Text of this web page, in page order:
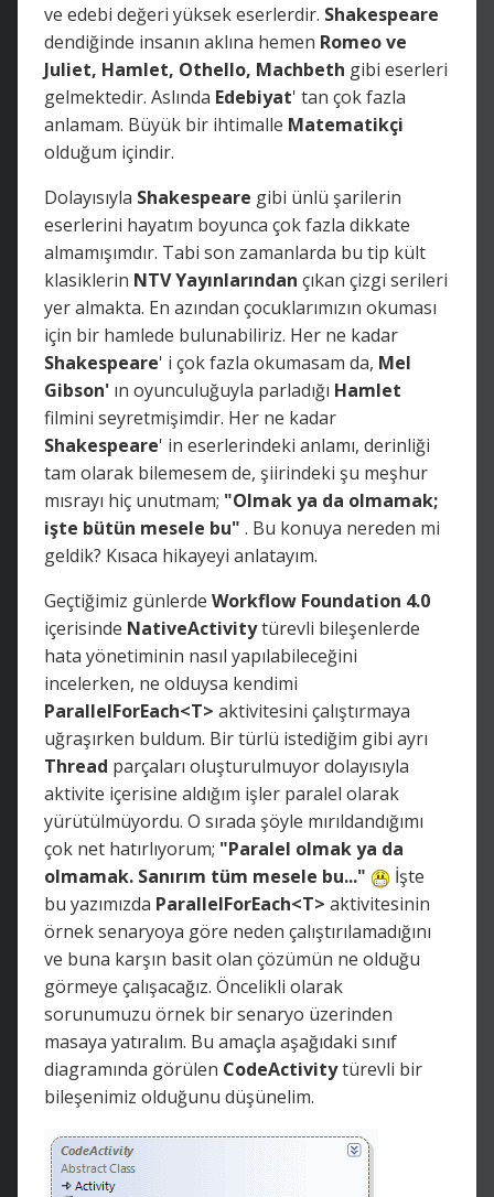
ve edebi değeri yüksek eserlerdir. Shakespeare
dendiğinde insanın aklına hemen Romeo ve
Juliet, Hamlet, Othello, Machbeth gibi eserleri
gelmektedir. Aslında Edebiyat' tan çok fazla
anlamam. Büyük bir ihtimalle Matematikçi
olduğum içindir.
Dolayısıyla Shakespeare gibi ünlü şarilerin
eserlerini hayatım boyunca çok fazla dikkate
almamışımdır. Tabi son zamanlarda bu tip kült
klasiklerin NTV Yayınlarından çıkan çizgi serileri
yer almakta. En azından çocuklarımızın okuması
için bir hamlede bulunabiliriz. Her ne kadar
Shakespeare' i çok fazla okumasam da, Mel
Gibson' ın oyunculuğuyla parladığı Hamlet
filmini seyretmişimdir. Her ne kadar
Shakespeare' in eserlerindeki anlamı, derinliği
tam olarak bilemesem de, şiirindeki şu meşhur
mısrayı hiç unutmam; "Olmak ya da olmamak;
işte bütün mesele bu" . Bu konuya nereden mi
geldik? Kısaca hikayeyi anlatayım.
Geçtiğimiz günlerde Workflow Foundation 4.0
içerisinde NativeActivitytürevli bileşenlerde
hata yönetiminin nasıl yapılabileceğini
incelerken, ne olduysa kendimi
ParallelForEach<T> aktivitesini çalıştırmaya
uğraşırken buldum. Bir türlü istediğim gibi ayrı
Thread parçaları oluşturulmuyor dolayısıyla
aktivite içerisine aldığım işler paralel olarak
yürütülmüyordu. O sırada şöyle mırıldandığımı
çok net hatırlıyorum; "Paralel olmak ya da
olmamak. Sanırım tüm mesele bu..."
İşte
bu yazımızda ParallelForEach<T> aktivitesinin
örnek senaryoya göre neden çalıştırılamadığını
ve buna karşın basit olan çözümün ne olduğu
görmeye çalışacağız. Öncelikli olarak
sorunumuzu örnek bir senaryo üzerinden
masaya yatıralım. Bu amaçla aşağıdaki sınıf
diagramında görülen CodeActivitytürevli bir
bileşenimiz olduğunu düşünelim.